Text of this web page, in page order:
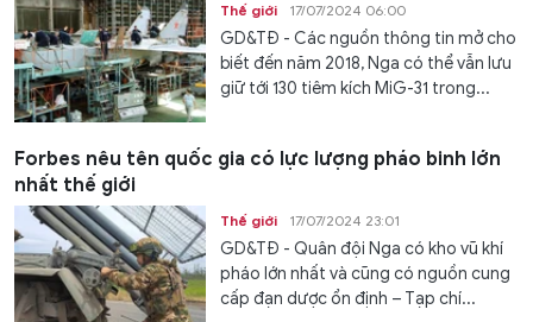
Thế giới 17/07/2024 06:00
GD&TĐ - Các nguồn thông tin mở cho
biết đến năm 2018, Nga có thể vẫn lưu
giữ tới 130 tiêm kích MiG-31 trong...
Forbes nêu tên quốc gia có lực lượng pháo binh lớn
nhất thế giới
Thế giới 17/07/2024 23:01
GD&TĐ - Quân đội Nga có kho vũ khí
pháo lớn nhất và cũng có nguồn cung
cấp đạn dược ổn định – Tạp chí...